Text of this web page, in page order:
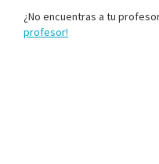
¿No encuentras a tu
profesor!